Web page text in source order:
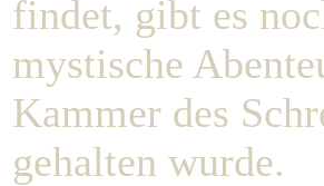
findet, gibt es
mystische
Kammer des
gehalten wurde.